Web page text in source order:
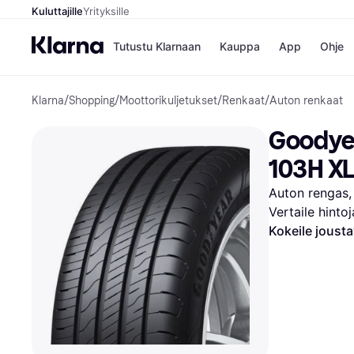
KuluttajilleYrityksille
Tutustu Klarnaan Kauppa
Kaupat
Gigantti
H&M
Peten
Wolt
App Ohje
Klarna/Shopping/Moottorikuljetukset/Renkaat/Auton renkaat
103H
Auton
Vertaile
Kokeile